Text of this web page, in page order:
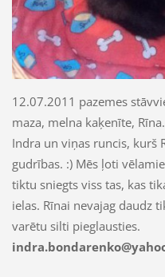
12.07.2011 pazemes
maza, melna kaķenīte,
Indra un viņas runcis, kurš
gudrības. :) Mēs ļoti
tiktu sniegts viss tas, kas
ielas. Rīnai nevajag daudz
varētu silti pieglausties.